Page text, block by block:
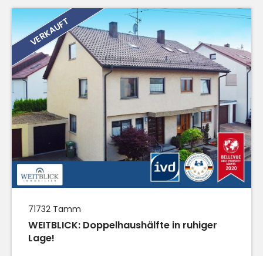
VERKAUFT
71732 Tamm
WEITBLICK: Doppelhaushälfte in ruhiger
Lage!